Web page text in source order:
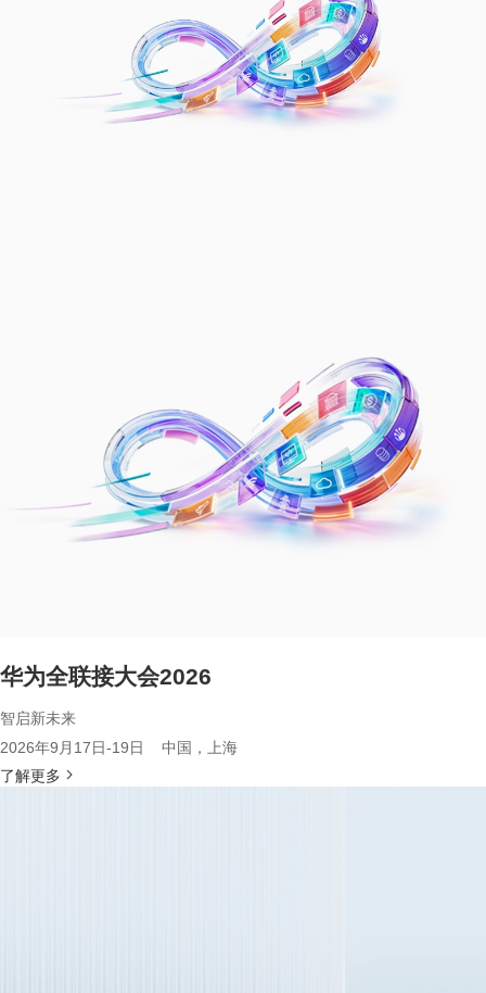
华为全联接大会2026
智启新未来
2026年9月17日-19日 中国，上海
了解更多